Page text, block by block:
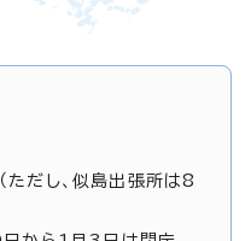
だし、似島出張所は8